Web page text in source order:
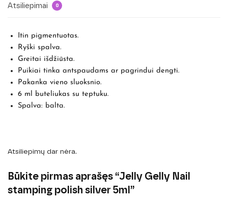
Atsiliepimai 0
Itin pigmentuotas.
Ryški spalva.
Greitai išdžiūsta.
Puikiai tinka antspaudams ar pagrindui dengti.
Pakanka vieno sluoksnio.
6 ml buteliukas su teptuku.
Spalva: balta.
Atsiliepimų dar nėra.
Būkite pirmas aprašęs “Jelly Gelly Nail
stamping polish silver 5ml”